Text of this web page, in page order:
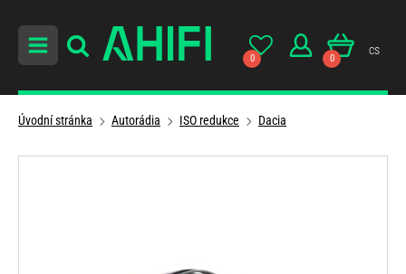
0 0
cs
Úvodní stránka Autorádia ISO redukce Dacia